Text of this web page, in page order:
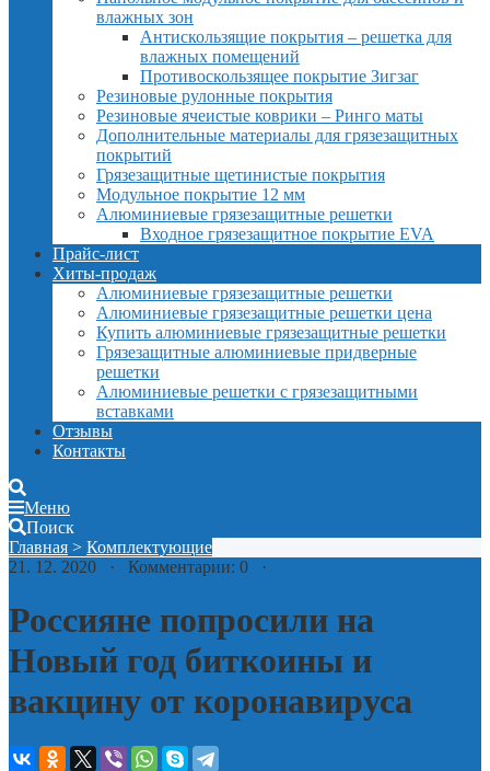
влажных зон
Антискользящие покрытия – решетка для
влажных помещений
Противоскользящее покрытие Зигзаг
Резиновые рулонные покрытия
Резиновые ячеистые коврики – Ринго маты
Дополнительные материалы для грязезащитных
покрытий
Грязезащитные щетинистые покрытия
Модульное покрытие 12 мм
Алюминиевые грязезащитные решетки
Входное грязезащитное покрытие EVA
Прайс-лист
Хиты-продаж
Алюминиевые грязезащитные решетки
Алюминиевые грязезащитные решетки цена
Купить алюминиевые грязезащитные решетки
Грязезащитные алюминиевые придверные
решетки
Алюминиевые решетки с грязезащитными
вставками
Отзывы
Контакты
Меню
Поиск
Главная > Комплектующие
21. 12. 2020 · Комментарии: 0 ·
Россияне попросили на
Новый год биткоины и
вакцину от коронавируса